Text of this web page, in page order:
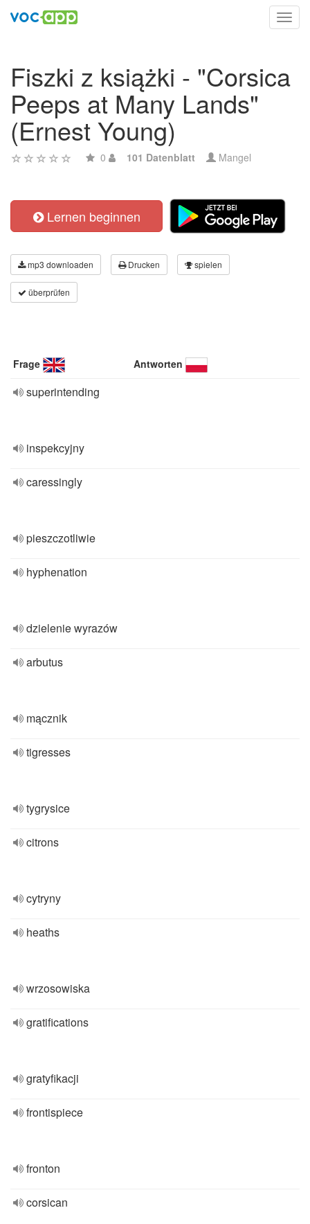
Fiszki z książki - "Corsica
Peeps at Many Lands"
(Ernest Young)
0 101 Datenblatt Mangel
Lernen beginnen
mp3 downloaden Drucken spielen
überprüfen
Frage Antworten
superintending
inspekcyjny
caressingly
pieszczotliwie
hyphenation
dzielenie wyrazów
arbutus
mącznik
tigresses
tygrysice
citrons
cytryny
heaths
wrzosowiska
gratifications
gratyfikacji
frontispiece
fronton
corsican